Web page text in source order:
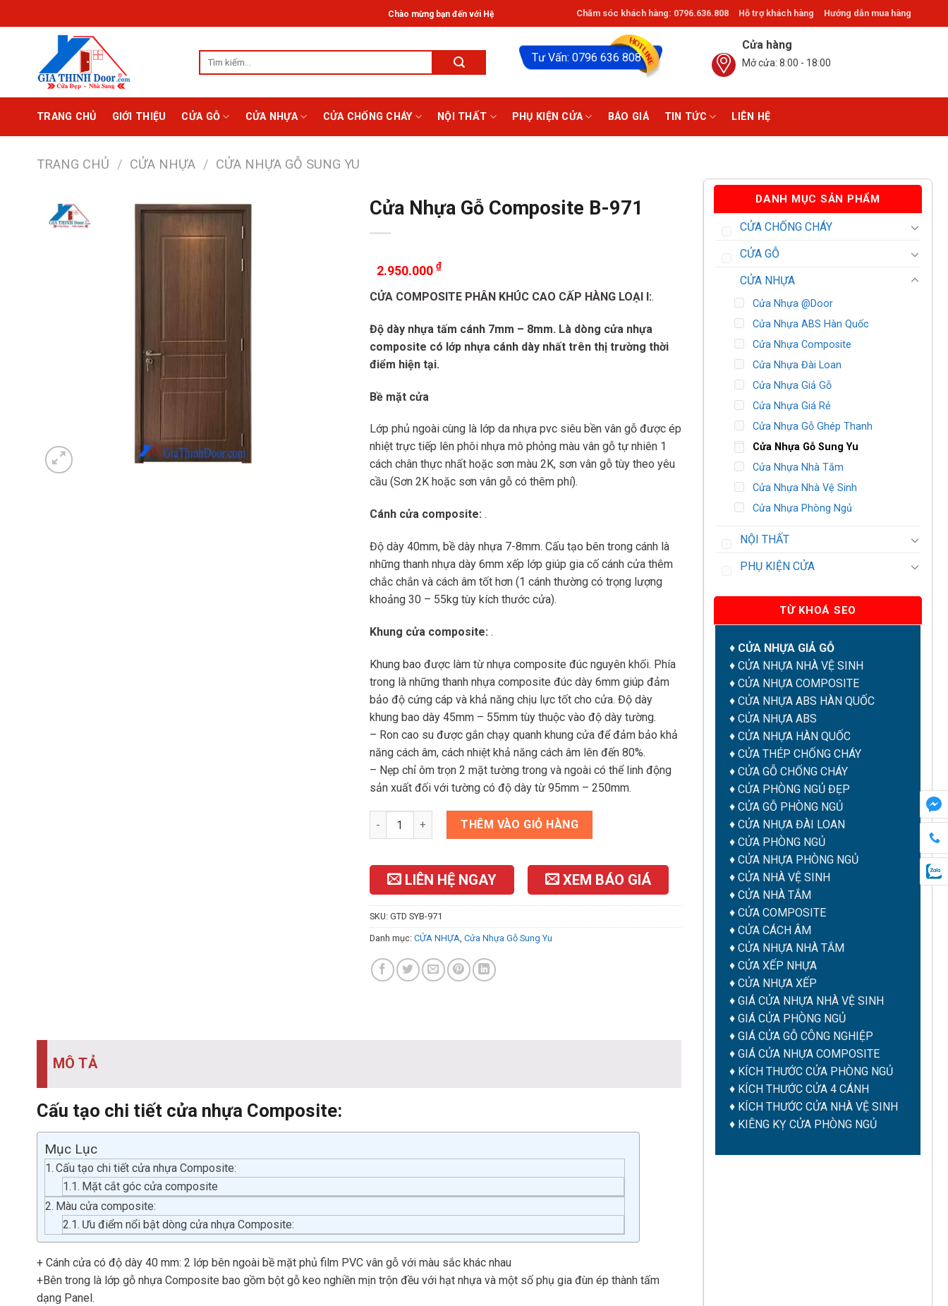
đến
Chào mừng bạn đến với Hệ thống Giathinhdoor® ở HCM: Tân Phú, Bạch Đằng, Gò Vấp, Thủ Đức. ®Giathinhdoor.com
Chăm sóc khách hàng: 0796.636.808 Hỗ trợ khách hàng Hướng dẫn mua hàng
kiếm:
Tư Vấn: 0796 636 808
Cửa hàng
Mở cửa: 8:00 - 18:00
TRANG CHỦ GIỚI THIỆU CỬA GỖ CỬA NHỰA CỬA CHỐNG CHÁY NỘI THẤT PHỤ KIỆN CỬA BÁO GIÁ TIN TỨC LIÊN HỆ
TRANG CHỦ / CỬA NHỰA / CỬA NHỰA GỖ SUNG YU
DANH MỤC SẢN PHẨM
CỬA CHỐNG CHÁY
CỬA GỖ
CỬA NHỰA
Cửa Nhựa @Door
Cửa Nhựa ABS Hàn Quốc
Cửa Nhựa Composite
Cửa Nhựa Đài Loan
Cửa Nhựa Giả Gỗ
Cửa Nhựa Giá Rẻ
Cửa Nhựa Gỗ Ghép Thanh
Cửa Nhựa Gỗ Sung Yu
Cửa Nhựa Nhà Tắm
Cửa Nhựa Nhà Vệ Sinh
Cửa Nhựa Phòng Ngủ
NỘI THẤT
PHỤ KIỆN CỬA
TỪ KHOÁ SEO
♦ CỬA NHỰA GIẢ GỖ
♦ CỬA NHỰA NHÀ VỆ SINH
♦ CỬA NHỰA COMPOSITE
♦ CỬA NHỰA ABS HÀN QUỐC
♦ CỬA NHỰA ABS
♦ CỬA NHỰA HÀN QUỐC
♦ CỬA THÉP CHỐNG CHÁY
♦ CỬA GỖ CHỐNG CHÁY
♦ CỬA PHÒNG NGỦ ĐẸP
♦ CỬA GỖ PHÒNG NGỦ
♦ CỬA NHỰA ĐÀI LOAN
♦ CỬA PHÒNG NGỦ
♦ CỬA NHỰA PHÒNG NGỦ
♦ CỬA NHÀ VỆ SINH
♦ CỬA NHÀ TẮM
♦ CỬA COMPOSITE
♦ CỬA CÁCH ÂM
♦ CỬA NHỰA NHÀ TẮM
♦ CỬA XẾP NHỰA
♦ CỬA NHỰA XẾP
♦ GIÁ CỬA NHỰA NHÀ VỆ SINH
♦ GIÁ CỬA PHÒNG NGỦ
♦ GIÁ CỬA GỖ CÔNG NGHIỆP
♦ GIÁ CỬA NHỰA COMPOSITE
♦ KÍCH THƯỚC CỬA PHÒNG NGỦ
♦ KÍCH THƯỚC CỬA 4 CÁNH
♦ KÍCH THƯỚC CỬA NHÀ VỆ SINH
♦ KIÊNG KỴ CỬA PHÒNG NGỦ
Cửa Nhựa Gỗ Composite B-971
2.950.000 ₫
CỬA COMPOSITE PHÂN KHÚC CAO CẤP HÀNG LOẠI I:.
Độ dày nhựa tấm cánh 7mm – 8mm. Là dòng cửa nhựa
composite có lớp nhựa cánh dày nhất trên thị trường thời
điểm hiện tại.
Bề mặt cửa
Lớp phủ ngoài cùng là lớp da nhựa pvc siêu bền vân gỗ được ép
nhiệt trực tiếp lên phôi nhựa mô phỏng màu vân gỗ tự nhiên 1
cách chân thực nhất hoặc sơn màu 2K, sơn vân gỗ tùy theo yêu
cầu (Sơn 2K hoặc sơn vân gỗ có thêm phí).
Cánh cửa composite: .
Độ dày 40mm, bề dày nhựa 7-8mm. Cấu tạo bên trong cánh là
những thanh nhựa dày 6mm xếp lớp giúp gia cố cánh cửa thêm
chắc chắn và cách âm tốt hơn (1 cánh thường có trọng lượng
khoảng 30 – 55kg tùy kích thước cửa).
Khung cửa composite: .
Khung bao được làm từ nhựa composite đúc nguyên khối. Phía
trong là những thanh nhựa composite đúc dày 6mm giúp đảm
bảo độ cứng cáp và khả năng chịu lực tốt cho cửa. Độ dày
khung bao dày 45mm – 55mm tùy thuộc vào độ dày tường.
– Ron cao su được gắn chạy quanh khung cửa để đảm bảo khả
năng cách âm, cách nhiệt khả năng cách âm lên đến 80%.
– Nẹp chỉ ôm trọn 2 mặt tường trong và ngoài có thể linh động
sản xuất đối với tường có độ dày từ 95mm – 250mm.
Cửa Nhựa Gỗ Composite B-971 số lượng
THÊM VÀO GIỎ HÀNG
LIÊN HỆ NGAY XEM BÁO GIÁ
SKU: GTD SYB-971
Danh mục: CỬA NHỰA, Cửa Nhựa Gỗ Sung Yu
MÔ TẢ
Cấu tạo chi tiết cửa nhựa Composite:
Mục Lục
Cấu tạo chi tiết cửa nhựa Composite:
Mặt cắt góc cửa composite
Màu cửa composite:
Ưu điểm nổi bật dòng cửa nhựa Composite:
+ Cánh cửa có độ dày 40 mm: 2 lớp bên ngoài bề mặt phủ film PVC vân gỗ với màu sắc khác nhau
+Bên trong là lớp gỗ nhựa Composite bao gồm bột gỗ keo nghiền mịn trộn đều với hạt nhựa và một số phụ gia đùn ép thành tấm
dạng Panel.